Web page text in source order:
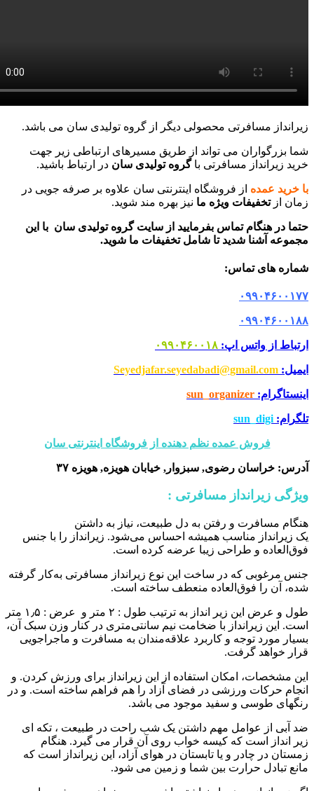
زیرانداز مسافرتی محصولی دیگر از گروه تولیدی سان می باشد.
شما بزرگواران می تواند از طریق مسیرهای ارتباطی زیر جهت
خرید زیرانداز مسافرتی باگروه تولیدی سان در ارتباط باشید.
با خرید عمده از فروشگاه اینترنتی سان علاوه بر صرفه جویی در
زمان ازتخفیفات ویژه ما نیز بهره مند شوید.
حتما در هنگام تماس بفرمایید از سایت گروه تولیدی سان با این
مجموعه آشنا شدید تا شامل تخفیفات ما شوید.
شماره های تماس:
۰۹۹۰۴۶۰۰۱۷۷
۰۹۹۰۴۶۰۰۱۸۸
ارتباط از واتس اپ:
ایمیل:
اینستاگرام: sun_organizer
تلگرام: sun_digi
فروش عمده نظم دهنده از فروشگاه اینترنتی سان
آدرس: خراسان رضوی, سبزوار, خیابان هویزه, هویزه ۳۷
ویژگی زیرانداز مسافرتی :
هنگام مسافرت و رفتن به دل طبیعت، نیاز به داشتن
یک زیر‌انداز مناسب همیشه احساس می‌شود. زیر‌انداز را با جنس
فوق‌العاده و طراحی زیبا عرضه کرده است.
جنس مرغوبی که در ساخت این نوع زیر‌انداز مسافرتی به‌کار گرفته
شده، آن‌ را فوق‌العاده منعطف ساخته است.
طول و عرض این زیر انداز به ترتیب طول : ۲ متر و عرض : ۱٫۵ متر
است. این زیر‌انداز با ضخامت نیم سانتی‌متری در کنار وزن سبک آن،
بسیار مورد توجه و کاربرد علاقه‌مندان به مسافرت و ماجراجویی
قرار خواهد گرفت.
این مشخصات، امکان استفاده از این زیر‌انداز برای ورزش کردن. و
انجام حرکات ورزشی در فضای آزاد را هم فراهم ساخته است. و در
رنگهای طوسی و سفید موجود می باشد.
ضد آبی از عوامل مهم داشتن یک شب راحت در طبیعت ، تکه ای
زیر انداز است که کیسه خواب روی آن قرار می گیرد. هنگام
زمستان در چادر و یا تابستان در هوای آزاد، این زیرانداز است که
مانع تبادل حرارت بین شما و زمین می شود.